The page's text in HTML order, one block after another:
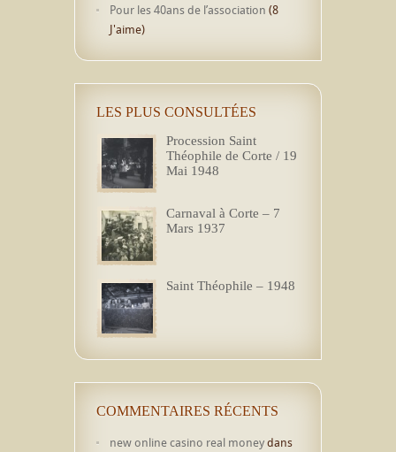
Pour les 40ans de l’association (8
J'aime)
LES PLUS CONSULTÉES
Procession Saint
Théophile de Corte / 19
Mai 1948
Carnaval à Corte – 7
Mars 1937
Saint Théophile – 1948
COMMENTAIRES RÉCENTS
new online casino real moneydans